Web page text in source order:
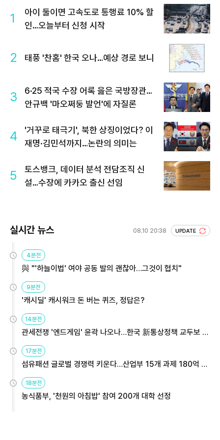
1
아이 둘이면 고속도로 통행료 10% 할
인…오늘부터 신청 시작
2 태풍 '찬홈' 한국 오나…예상 경로 보니
3
6·25 적국 수장 어록 읊은 국방장관…
안규백 '마오쩌둥 발언'에 자질론
4
'거꾸로 태극기', 북한 상징이었다? 이
재명·김민석까지…논란의 의미는
5
토스뱅크, 데이터 분석 전담조직 신
설…수장에 카카오 출신 선임
실시간 뉴스 08.10 20:38 UPDATE
4분전
與 "'하늘이법' 여야 공동 발의 괜찮아…그것이 협치"
9분전
'캐시딜' 캐시워크 돈 버는 퀴즈, 정답은?
14분전
관세전쟁 '엔드게임' 윤곽 나오나…한국 新통상정책 교두보 활
17분전
섬유패션 글로벌 경쟁력 키운다…산업부 15개 과제 180억 지
18분전
농식품부, '천원의 아침밥' 참여 200개 대학 선정